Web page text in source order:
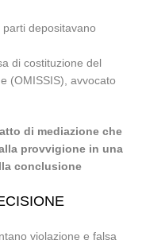
parti depositavano
di costituzione del
(OMISSIS), avvocato
di mediazione che
provvigione in una
conclusione
violazione e falsa